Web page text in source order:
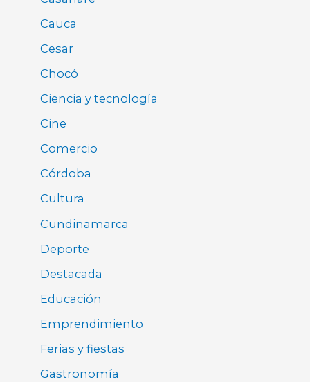
Cauca
Cesar
Chocó
Ciencia y tecnología
Cine
Comercio
Córdoba
Cultura
Cundinamarca
Deporte
Destacada
Educación
Emprendimiento
Ferias y fiestas
Gastronomía